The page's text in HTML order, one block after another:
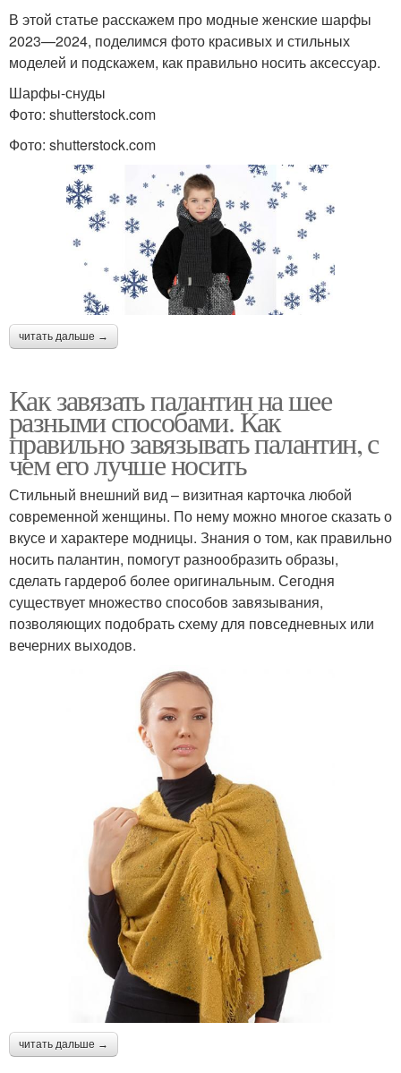
В этой статье расскажем про модные женские шарфы
2023—2024, поделимся фото красивых и стильных
моделей и подскажем, как правильно носить аксессуар.
Шарфы-снуды
Фото: shutterstock.com
Фото: shutterstock.com
читать дальше →
Как завязать палантин на шее
разными способами. Как
правильно завязывать палантин, с
чем его лучше носить
Стильный внешний вид – визитная карточка любой
современной женщины. По нему можно многое сказать о
вкусе и характере модницы. Знания о том, как правильно
носить палантин, помогут разнообразить образы,
сделать гардероб более оригинальным. Сегодня
существует множество способов завязывания,
позволяющих подобрать схему для повседневных или
вечерних выходов.
читать дальше →